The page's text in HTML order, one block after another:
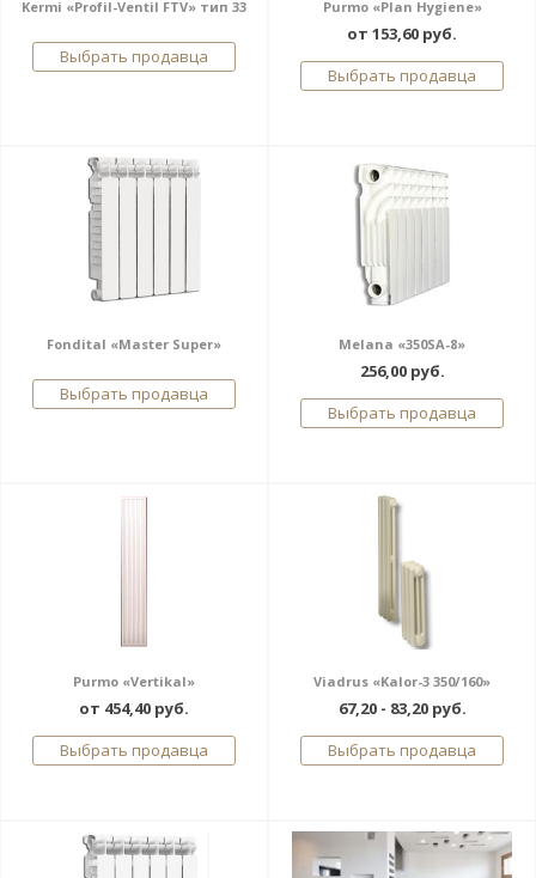
Kermi «Profil-Ventil FTV» тип 33
Выбрать продавца
Purmo «Plan Hygiene»
от 153,60 руб.
Выбрать продавца
Fondital «Master Super»
Выбрать продавца
Melana «350SA-8»
256,00 руб.
Выбрать продавца
Purmo «Vertikal»
от 454,40 руб.
Выбрать продавца
Viadrus «Kalor-3 350/160»
67,20 - 83,20 руб.
Выбрать продавца